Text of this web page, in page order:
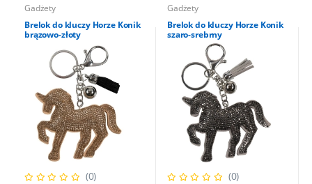
Gadżety
Brelok do kluczy Horze Konik
brązowo-złoty
(0)
Gadżety
Brelok do kluczy Horze Konik
szaro-srebrny
(0)